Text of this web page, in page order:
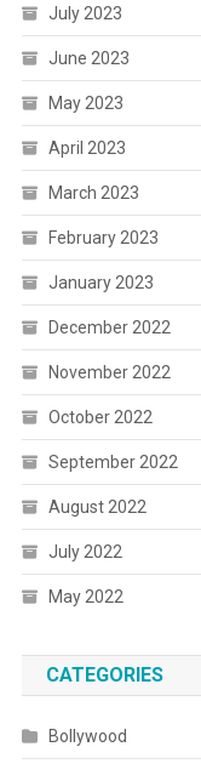
July 2023
June 2023
May 2023
April 2023
March 2023
February 2023
January 2023
December 2022
November 2022
October 2022
September 2022
August 2022
July 2022
May 2022
CATEGORIES
Bollywood